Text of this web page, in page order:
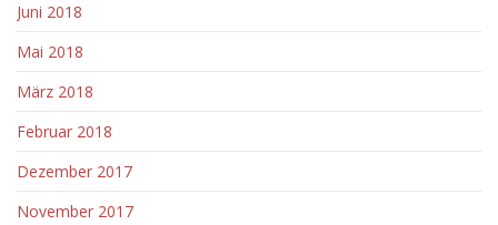
Juni 2018
Mai 2018
März 2018
Februar 2018
Dezember 2017
November 2017